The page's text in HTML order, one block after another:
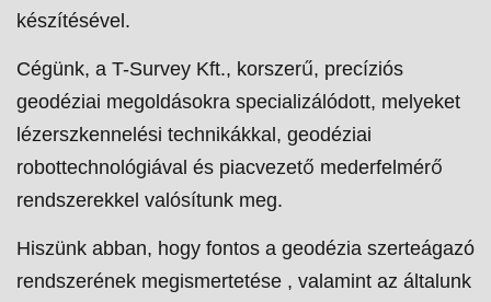
készítésével.
Cégünk, a T-Survey Kft., korszerű, precíziós
geodéziai megoldásokra specializálódott, melyeket
lézerszkennelési technikákkal, geodéziai
robottechnológiával és piacvezető mederfelmérő
rendszerekkel valósítunk meg.
Hiszünk abban, hogy fontos a geodézia szerteágazó
rendszerének megismertetése , valamint az általunk